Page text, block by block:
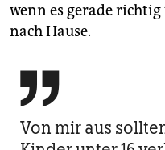
wenn es gerade
nach Hause.

Von mir aus